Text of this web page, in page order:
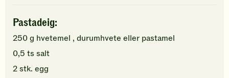
Pastadeig:
250g hvetemel , durumhvete eller pastamel
0,5 ts salt
2stk. egg